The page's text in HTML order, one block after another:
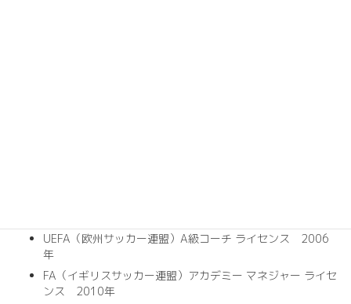
UEFA（欧州サッカー連盟）A級コーチ ライセンス 2006
年
FA（イギリスサッカー連盟）アカデミー マネジャー ライセ
ンス 2010年